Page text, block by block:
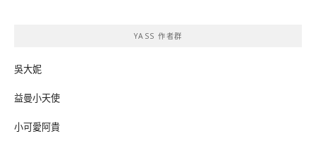
YASS 作者群
吳大妮
益曼小天使
小可愛阿貴